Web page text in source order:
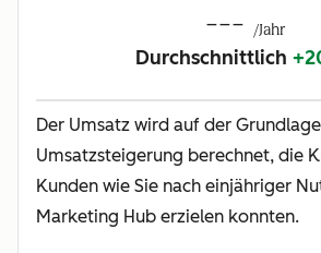
--- /Jahr
Durchschnittlich
Der Umsatz wird auf der
Umsatzsteigerung berechnet, die
Kunden wie Sie nach einjähriger
Marketing Hub erzielen konnten.